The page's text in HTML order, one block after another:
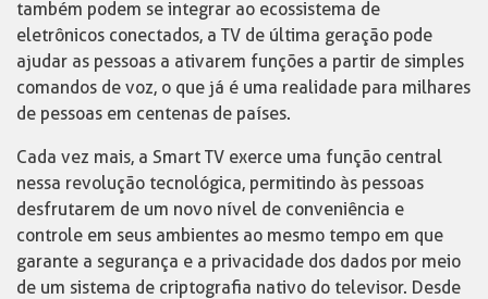
também podem se integrar ao ecossistema de
eletrônicos conectados, a TV de última geração pode
ajudar as pessoas a ativarem funções a partir de simples
comandos de voz, o que já é uma realidade para milhares
de pessoas em centenas de países.
Cada vez mais, a Smart TV exerce uma função central
nessa revolução tecnológica, permitindo às pessoas
desfrutarem de um novo nível de conveniência e
controle em seus ambientes ao mesmo tempo em que
garante a segurança e a privacidade dos dados por meio
de um sistema de criptografia nativo do televisor. Desde